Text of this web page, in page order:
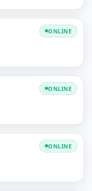
ONLINE
ONLINE
ONLINE